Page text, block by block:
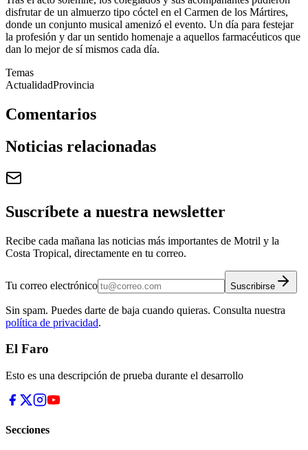
disfrutar de un almuerzo tipo cóctel en el Carmen de los Mártires,
donde un conjunto musical amenizó el evento. Un día para festejar
la profesión y dar un sentido homenaje a aquellos farmacéuticos que
dan lo mejor de sí mismos cada día.
Temas
ActualidadProvincia
Comentarios
Noticias relacionadas
Suscríbete a nuestra newsletter
Recibe cada mañana las noticias más importantes de Motril y la
Costa Tropical, directamente en tu correo.
Tu correo electrónico Suscribirse
Sin spam. Puedes darte de baja cuando quieras. Consulta nuestra
política de privacidad.
El Faro
Esto es una descripción de prueba durante el desarrollo
Secciones